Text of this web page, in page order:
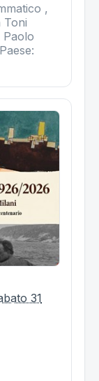
,
Toni
Paolo
31